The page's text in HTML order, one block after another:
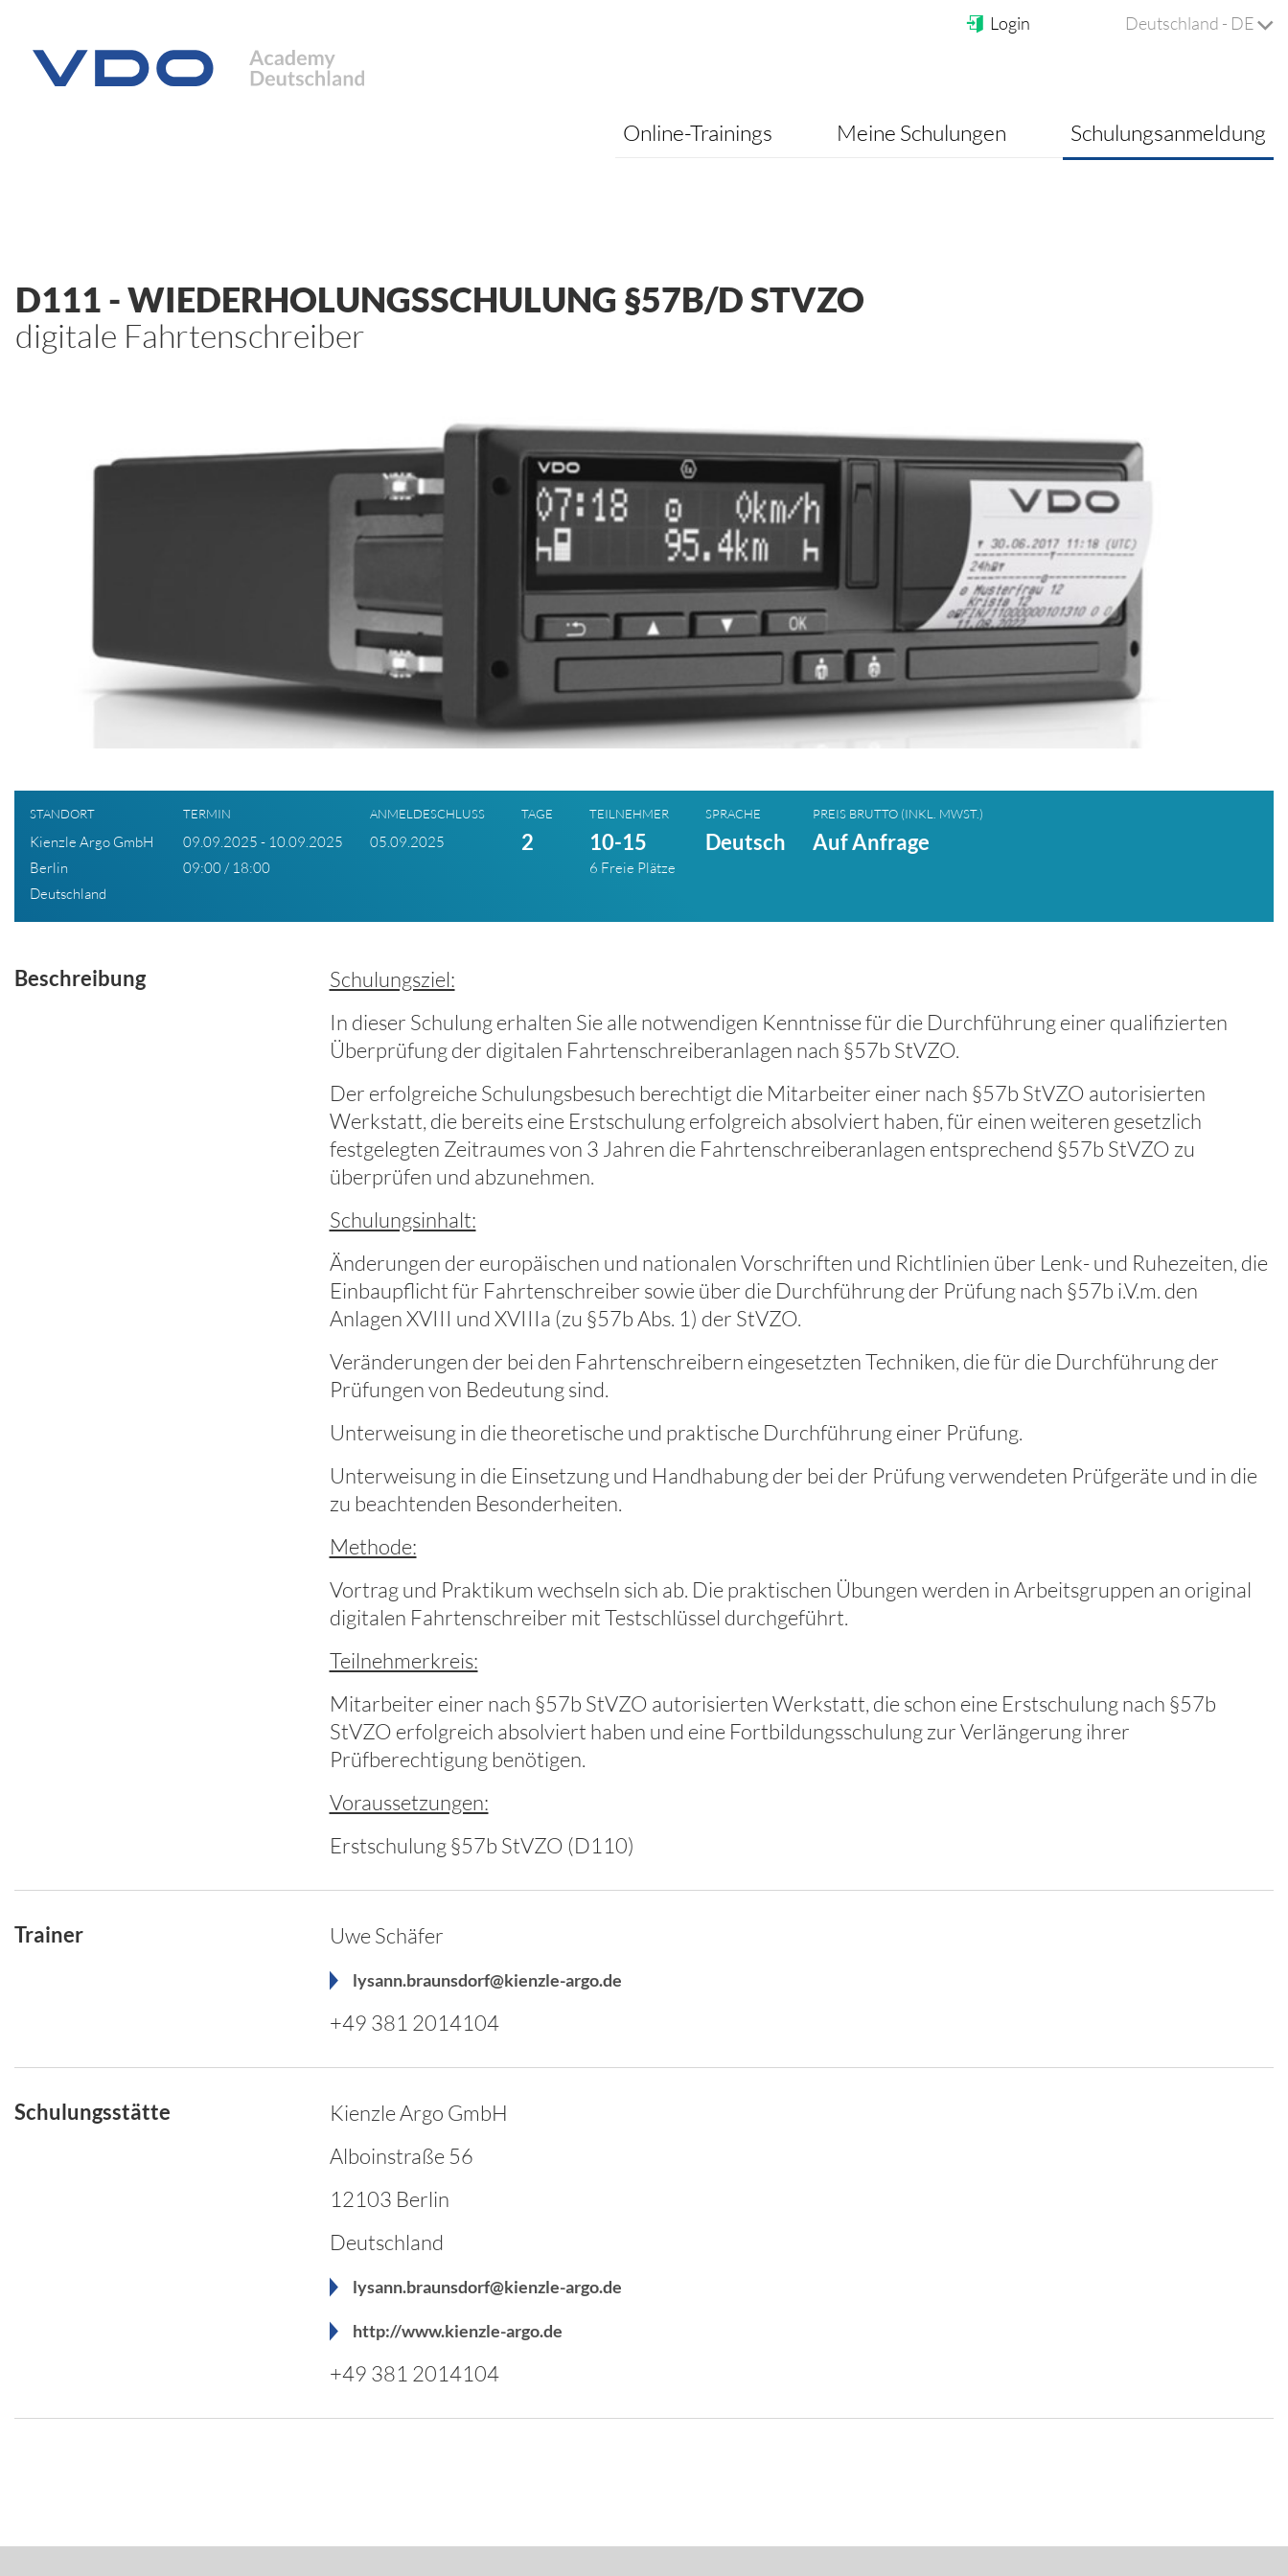
Login Deutschland - DE
Online-Trainings Meine Schulungen Schulungsanmeldung
D111 - WIEDERHOLUNGSSCHULUNG §57B/D STVZO
digitale Fahrtenschreiber
STANDORT
Kienzle Argo GmbH
Berlin
Deutschland
TERMIN
09.09.2025 - 10.09.2025
09:00 / 18:00
ANMELDESCHLUSS
05.09.2025
TAGE
2
TEILNEHMER
10-15
6 Freie Plätze
SPRACHE
Deutsch
PREIS BRUTTO (INKL. MWST.)
Auf Anfrage
Beschreibung
Schulungsziel:
In dieser Schulung erhalten Sie alle notwendigen Kenntnisse für die Durchführung einer qualifizierten
Überprüfung der digitalen Fahrtenschreiberanlagen nach §57b StVZO.
Der erfolgreiche Schulungsbesuch berechtigt die Mitarbeiter einer nach §57b StVZO autorisierten
Werkstatt, die bereits eine Erstschulung erfolgreich absolviert haben, für einen weiteren gesetzlich
festgelegten Zeitraumes von 3 Jahren die Fahrtenschreiberanlagen entsprechend §57b StVZO zu
überprüfen und abzunehmen.
Schulungsinhalt:
Änderungen der europäischen und nationalen Vorschriften und Richtlinien über Lenk- und Ruhezeiten, die
Einbaupflicht für Fahrtenschreiber sowie über die Durchführung der Prüfung nach §57b i.V.m. den
Anlagen XVIII und XVIIIa (zu §57b Abs. 1) der StVZO.
Veränderungen der bei den Fahrtenschreibern eingesetzten Techniken, die für die Durchführung der
Prüfungen von Bedeutung sind.
Unterweisung in die theoretische und praktische Durchführung einer Prüfung.
Unterweisung in die Einsetzung und Handhabung der bei der Prüfung verwendeten Prüfgeräte und in die
zu beachtenden Besonderheiten.
Methode:
Vortrag und Praktikum wechseln sich ab. Die praktischen Übungen werden in Arbeitsgruppen an original
digitalen Fahrtenschreiber mit Testschlüssel durchgeführt.
Teilnehmerkreis:
Mitarbeiter einer nach §57b StVZO autorisierten Werkstatt, die schon eine Erstschulung nach §57b
StVZO erfolgreich absolviert haben und eine Fortbildungsschulung zur Verlängerung ihrer
Prüfberechtigung benötigen.
Voraussetzungen:
Erstschulung §57b StVZO (D110)
Trainer Uwe Schäfer
lysann.braunsdorf@kienzle-argo.de
+49 381 2014104
Schulungsstätte
Kienzle Argo GmbH
Alboinstraße 56
12103 Berlin
Deutschland
lysann.braunsdorf@kienzle-argo.de
http://www.kienzle-argo.de
+49 381 2014104